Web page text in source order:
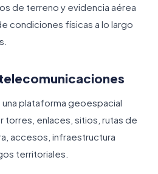
de terreno y evidencia aérea
condiciones físicas a lo largo
plataforma geoespacial
torres, enlaces, sitios, rutas de
accesos, infraestructura
territoriales.